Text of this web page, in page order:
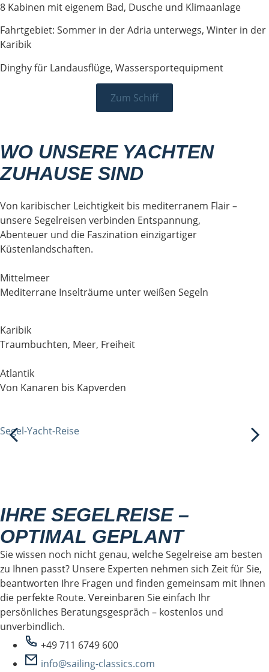
8 Kabinen mit eigenem Bad, Dusche und Klimaanlage
Fahrtgebiet: Sommer in der Adria unterwegs, Winter in der
Karibik
Dinghy für Landausflüge, Wassersportequipment
Zum Schiff
WO UNSERE YACHTEN
ZUHAUSE SIND
Von karibischer Leichtigkeit bis mediterranem Flair –
unsere Segelreisen verbinden Entspannung,
Abenteuer und die Faszination einzigartiger
Küstenlandschaften.
Mittelmeer
Mediterrane Inselträume unter weißen Segeln
Karibik
Traumbuchten, Meer, Freiheit
Atlantik
Von Kanaren bis Kapverden
Segel-Yacht-Reise
IHRE SEGELREISE –
OPTIMAL GEPLANT
Sie wissen noch nicht genau, welche Segelreise am besten
zu Ihnen passt? Unsere Experten nehmen sich Zeit für Sie,
beantworten Ihre Fragen und finden gemeinsam mit Ihnen
die perfekte Route. Vereinbaren Sie einfach Ihr
persönliches Beratungsgespräch – kostenlos und
unverbindlich.
+49 711 6749 600
info@sailing-classics.com